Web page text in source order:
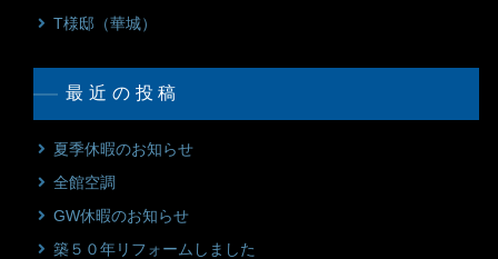
T様邸（華城）
最近の投稿
夏季休暇のお知らせ
全館空調
GW休暇のお知らせ
築５０年リフォームしました